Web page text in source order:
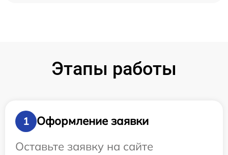
Этапы работы
1
Оформление заявки
Оставьте заявку на сайте